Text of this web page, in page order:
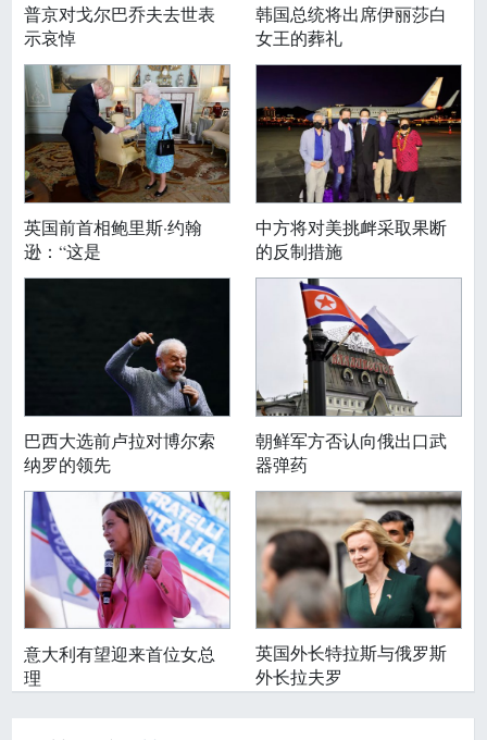
普京对戈尔巴乔夫去世表
示哀悼
韩国总统将出席伊丽莎白
女王的葬礼
英国前首相鲍里斯·约翰
逊：“这是
中方将对美挑衅采取果断
的反制措施
巴西大选前卢拉对博尔索
纳罗的领先
朝鲜军方否认向俄出口武
器弹药
意大利有望迎来首位女总
理
英国外长特拉斯与俄罗斯
外长拉夫罗